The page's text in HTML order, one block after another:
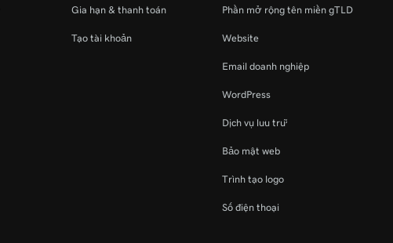
Gia hạn & thanh toán
Tạo tài khoản
Phần mở rộng tên miền gTLD
Website
Email doanh nghiệp
WordPress
Dịch vụ lưu trữ
Bảo mật web
Trình tạo logo
Số điện thoại